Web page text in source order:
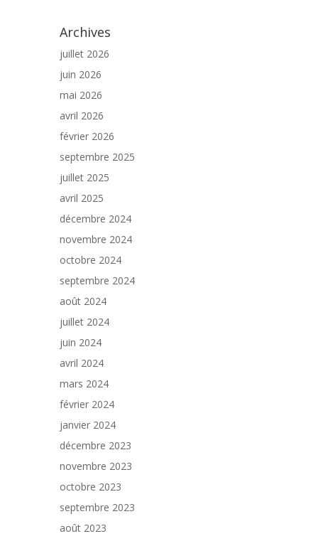
Archives
juillet 2026
juin 2026
mai 2026
avril 2026
février 2026
septembre 2025
juillet 2025
avril 2025
décembre 2024
novembre 2024
octobre 2024
septembre 2024
août 2024
juillet 2024
juin 2024
avril 2024
mars 2024
février 2024
janvier 2024
décembre 2023
novembre 2023
octobre 2023
septembre 2023
août 2023